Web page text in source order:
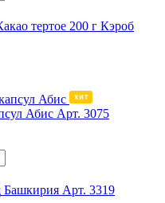
тертое 200 г Кэроб
Абис Арт. 3075
Башкирия Арт. 3319